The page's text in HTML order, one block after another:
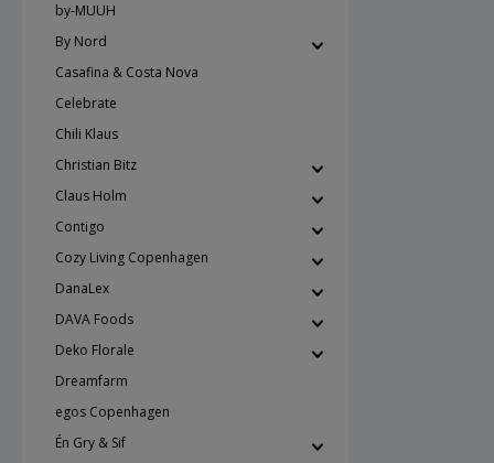
by-MUUH
By Nord
Casafina & Costa Nova
Celebrate
Chili Klaus
Christian Bitz
Claus Holm
Contigo
Cozy Living Copenhagen
DanaLex
DAVA Foods
Deko Florale
Dreamfarm
egos Copenhagen
Én Gry & Sif